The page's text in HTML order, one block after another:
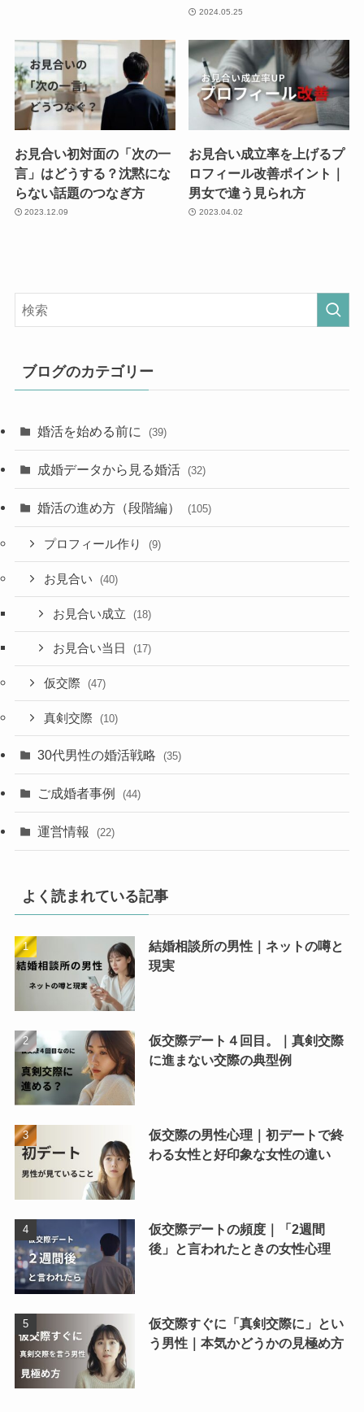
2024.05.25
お見合い初対面の「次の一
言」はどうする？沈黙にな
らない話題のつなぎ方
2023.12.09
お見合い成立率を上げるプ
ロフィール改善ポイント｜
男女で違う見られ方
2023.04.02
ブログのカテゴリー
婚活を始める前に (39)
成婚データから見る婚活 (32)
婚活の進め方（段階編） (105)
プロフィール作り (9)
お見合い (40)
お見合い成立 (18)
お見合い当日 (17)
仮交際 (47)
真剣交際 (10)
30代男性の婚活戦略 (35)
ご成婚者事例 (44)
運営情報 (22)
よく読まれている記事
結婚相談所の男性｜ネットの噂と
現実
仮交際デート４回目。｜真剣交際
に進まない交際の典型例
仮交際の男性心理｜初デートで終
わる女性と好印象な女性の違い
仮交際デートの頻度｜「2週間
後」と言われたときの女性心理
仮交際すぐに「真剣交際に」とい
う男性｜本気かどうかの見極め方